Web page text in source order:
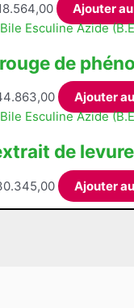
Ajouter
de
Ajouter
de
Ajouter